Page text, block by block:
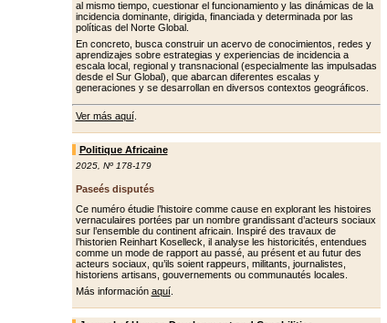
al mismo tiempo, cuestionar el funcionamiento y las dinámicas de la
incidencia dominante, dirigida, financiada y determinada por las
políticas del Norte Global.
En concreto, busca construir un acervo de conocimientos, redes y
aprendizajes sobre estrategias y experiencias de incidencia a
escala local, regional y transnacional (especialmente las impulsadas
desde el Sur Global), que abarcan diferentes escalas y
generaciones y se desarrollan en diversos contextos geográficos.
Ver más aquí.
Politique Africaine
2025, Nº 178-179
Paseés disputés
Ce numéro étudie l’histoire comme cause en explorant les histoires
vernaculaires portées par un nombre grandissant d’acteurs sociaux
sur l’ensemble du continent africain. Inspiré des travaux de
l’historien Reinhart Koselleck, il analyse les historicités, entendues
comme un mode de rapport au passé, au présent et au futur des
acteurs sociaux, qu’ils soient rappeurs, militants, journalistes,
historiens artisans, gouvernements ou communautés locales.
Más información aquí.